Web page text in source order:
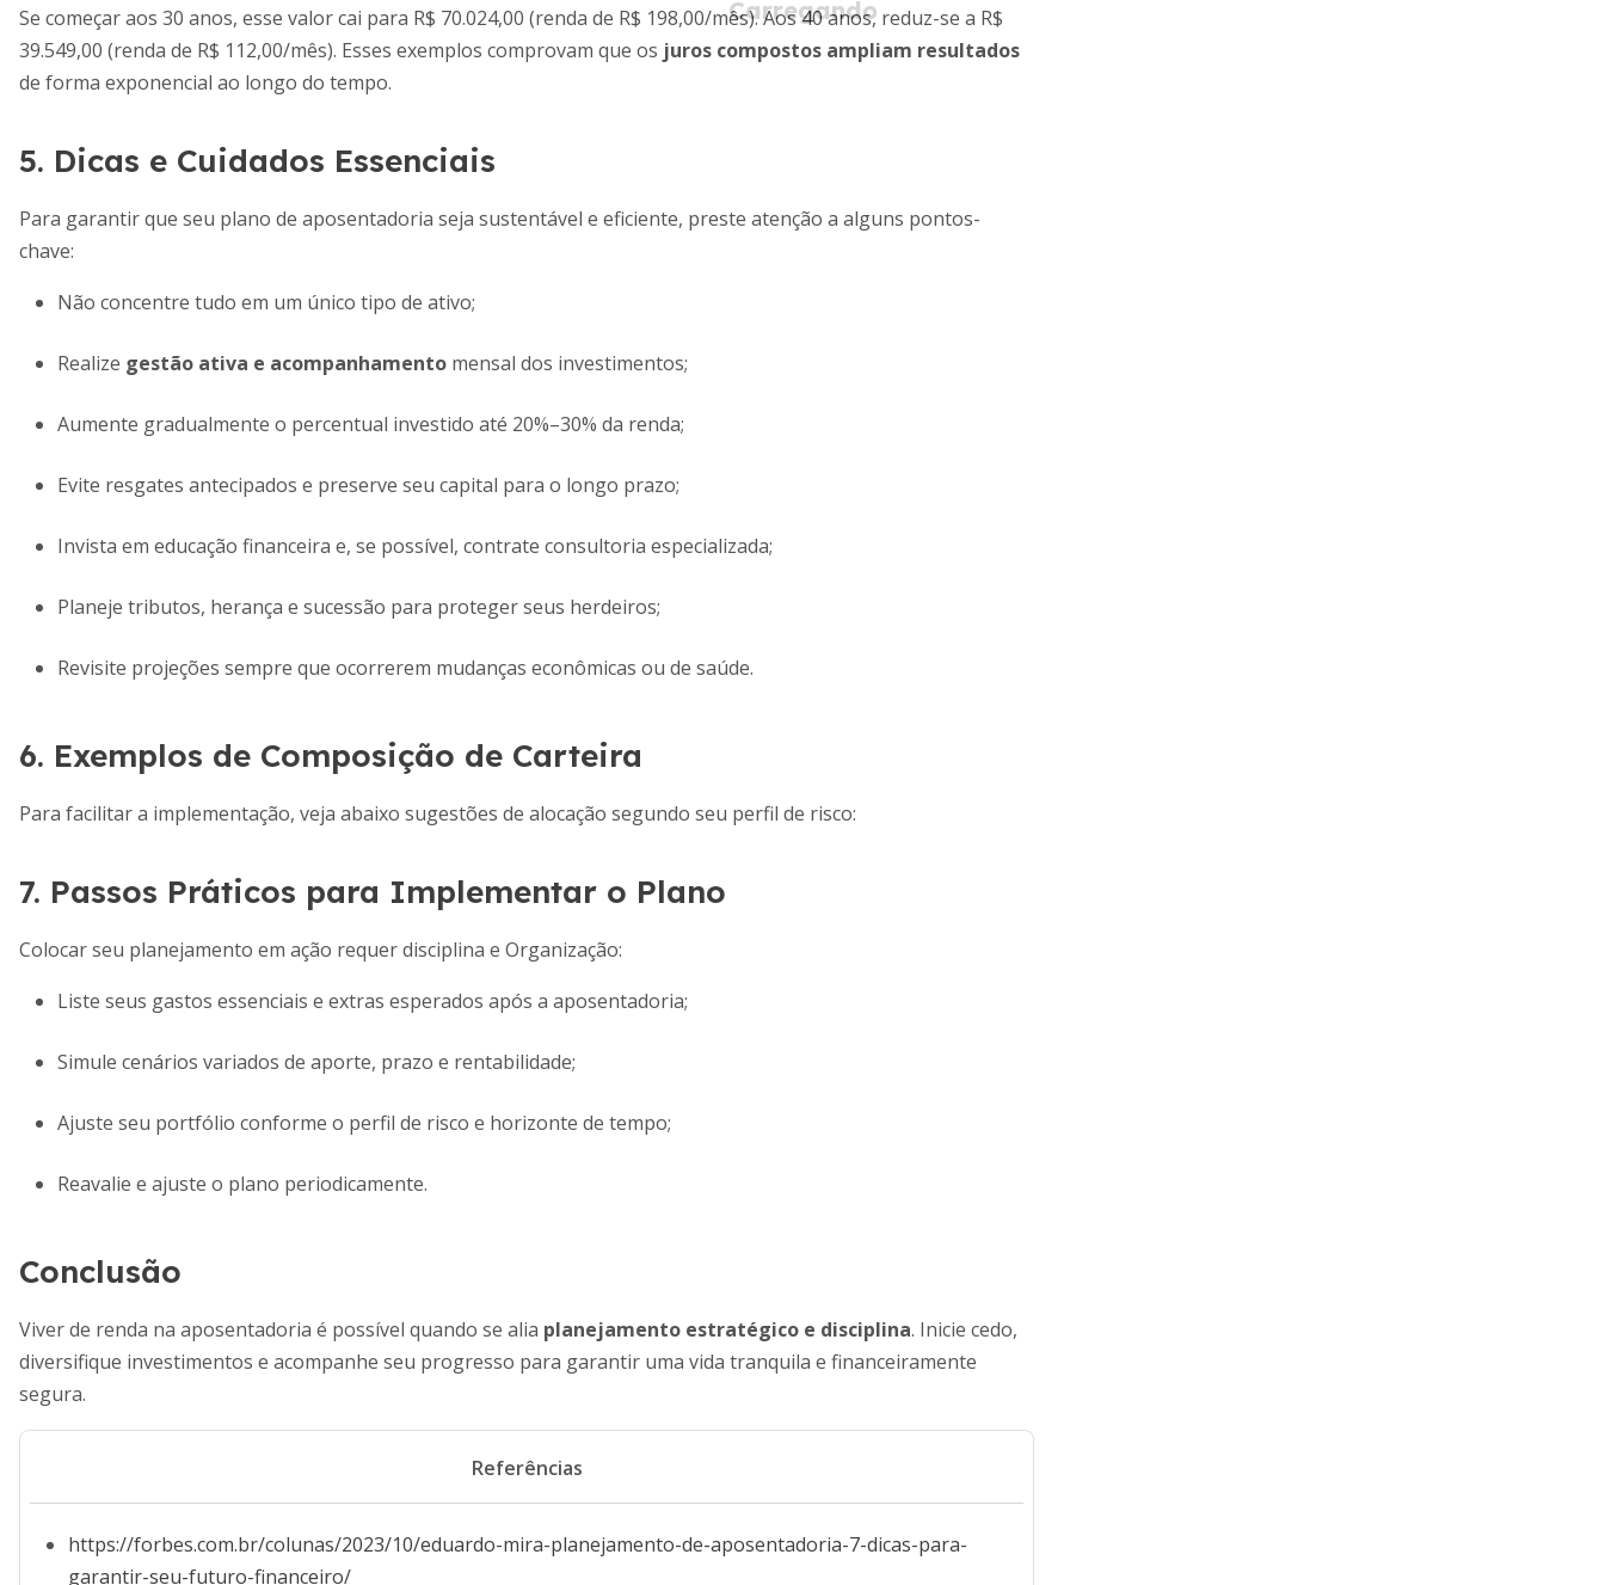
Se começar aos 30 anos, esse valor cai para R$ 70.024,00 (renda de R$ 198,00/mês). Aos 40 anos, reduz-se a R$
39.549,00 (renda de R$ 112,00/mês). Esses exemplos comprovam que os juros compostos ampliam resultados
de forma exponencial ao longo do tempo.
5. Dicas e Cuidados Essenciais
Para garantir que seu plano de aposentadoria seja sustentável e eficiente, preste atenção a alguns pontos-
chave:
Não concentre tudo em um único tipo de ativo;
Realize gestão ativa e acompanhamento mensal dos investimentos;
Aumente gradualmente o percentual investido até 20%–30% da renda;
Evite resgates antecipados e preserve seu capital para o longo prazo;
Invista em educação financeira e, se possível, contrate consultoria especializada;
Planeje tributos, herança e sucessão para proteger seus herdeiros;
Revisite projeções sempre que ocorrerem mudanças econômicas ou de saúde.
6. Exemplos de Composição de Carteira
Para facilitar a implementação, veja abaixo sugestões de alocação segundo seu perfil de risco:
7. Passos Práticos para Implementar o Plano
Colocar seu planejamento em ação requer disciplina e Organização:
Liste seus gastos essenciais e extras esperados após a aposentadoria;
Simule cenários variados de aporte, prazo e rentabilidade;
Ajuste seu portfólio conforme o perfil de risco e horizonte de tempo;
Reavalie e ajuste o plano periodicamente.
Conclusão
Viver de renda na aposentadoria é possível quando se alia planejamento estratégico e disciplina. Inicie cedo,
diversifique investimentos e acompanhe seu progresso para garantir uma vida tranquila e financeiramente
segura.
Referências
https://forbes.com.br/colunas/2023/10/eduardo-mira-planejamento-de-aposentadoria-7-dicas-para-
garantir-seu-futuro-financeiro/